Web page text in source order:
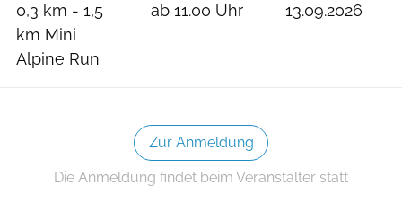
0,3 km - 1,5
km Mini
Alpine Run
ab 11.00 Uhr 13.09.2026
Zur Anmeldung
Die Anmeldung findet beim Veranstalter statt